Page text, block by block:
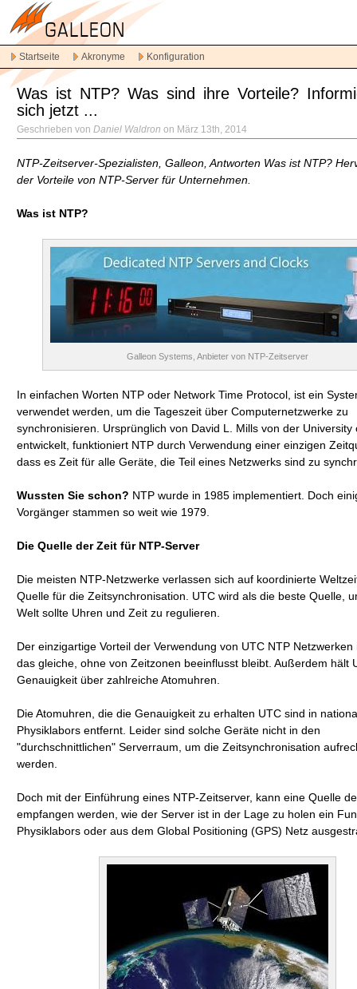
Direkt
zur
Hauptnavigation
Direkt
zum
Inhalt
Spring
sekundären
Inhalt
Startseite Akronyme Konfiguration
Was ist NTP? Was sind ihre Vorteile?
sich jetzt ...
Geschrieben von Daniel Waldron on März 13th, 2014
NTP-Zeitserver-Spezialisten, Galleon, Antworten Was ist NTP?
der Vorteile von NTP-Server für Unternehmen.
Was ist NTP?
Galleon Systems, Anbieter von NTP-Zeitserver
In einfachen Worten NTP oder Network Time Protocol, ist ein
verwendet werden, um die Tageszeit über Computernetzwerke zu
synchronisieren. Ursprünglich von David L. Mills von der University
entwickelt, funktioniert NTP durch Verwendung einer einzigen
dass es Zeit für alle Geräte, die Teil eines Netzwerks sind zu
Wussten Sie schon? NTP wurde in 1985 implementiert. Doch
Vorgänger stammen so weit wie 1979.
Die Quelle der Zeit für NTP-Server
Die meisten NTP-Netzwerke verlassen sich auf koordinierte
Quelle für die Zeitsynchronisation. UTC wird als die beste Quelle,
Welt sollte Uhren und Zeit zu regulieren.
Der einzigartige Vorteil der Verwendung von UTC NTP Netzwerken
das gleiche, ohne von Zeitzonen beeinflusst bleibt. Außerdem hält
Genauigkeit über zahlreiche Atomuhren.
Die Atomuhren, die die Genauigkeit zu erhalten UTC sind in
Physiklabors entfernt. Leider sind solche Geräte nicht in den
"durchschnittlichen" Serverraum, um die Zeitsynchronisation
werden.
Doch mit der Einführung eines NTP-Zeitserver, kann eine Quelle
empfangen werden, wie der Server ist in der Lage zu holen ein
Physiklabors oder aus dem Global Positioning (GPS) Netz